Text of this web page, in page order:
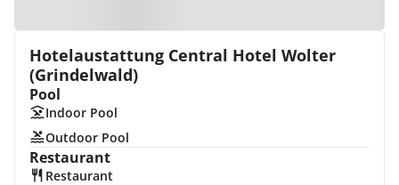
Hotelaustattung Central Hotel Wolter
(Grindelwald)
Pool
Indoor Pool
Outdoor Pool
Restaurant
Restaurant